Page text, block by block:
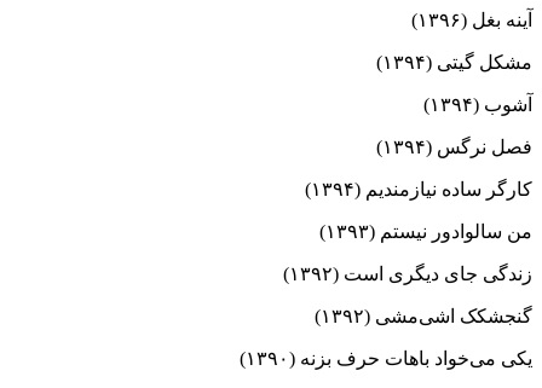
آینه بغل (۱۳۹۶)
مشکل گیتی (۱۳۹۴)
آشوب (۱۳۹۴)
فصل نرگس (۱۳۹۴)
کارگر ساده نیازمندیم (۱۳۹۴)
من سالوادور نیستم (۱۳۹۳)
زندگی جای دیگری است (۱۳۹۲)
گنجشکک اشی‌مشی (۱۳۹۲)
یکی می‌خواد باهات حرف بزنه (۱۳۹۰)